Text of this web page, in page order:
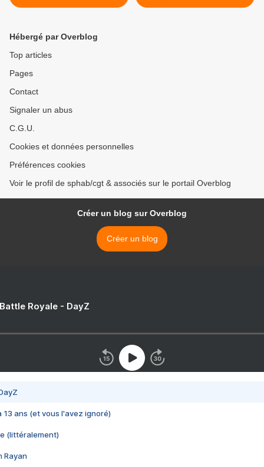
Hébergé par Overblog
Top articles
Pages
Contact
Signaler un abus
C.G.U.
Cookies et données personnelles
Préférences cookies
Voir le profil de sphab/cgt & associés sur le portail Overblog
Créer un blog sur Overblog
Créer un blog
Royale - DayZ
13 ans (et vous l'avez ignoré)
(littéralement)
Rayan